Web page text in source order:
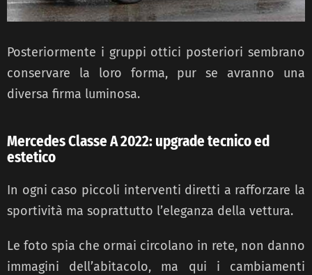
Posteriormente i gruppi ottici posteriori sembrano
conservare la loro forma, pur se avranno una
diversa firma luminosa.
Mercedes Classe A 2022: upgrade tecnico ed
estetico
In ogni caso piccoli interventi diretti a rafforzare la
sportività ma soprattutto l’eleganza della vettura.
Le foto spia che ormai circolano in rete, non danno
immagini dell’abitacolo, ma qui i cambiamenti